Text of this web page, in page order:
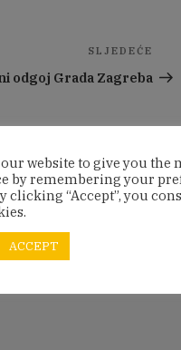
SLJEDEĆE
odgoj Grada Zagreba
website to give you the
by remembering your
clicking “Accept”, you
ACCEPT